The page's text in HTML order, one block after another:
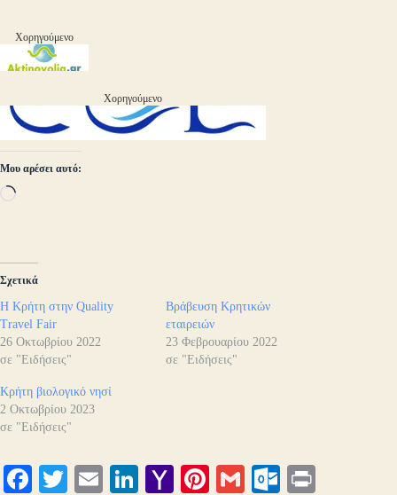
Χορηγούμενο
Χορηγούμενο
Μου αρέσει αυτό:
Loading…
Σχετικά
Η Κρήτη στην Quality
Travel Fair
26 Οκτωβρίου 2022
σε "Ειδήσεις"
Βράβευση Κρητικών
εταιρειών
23 Φεβρουαρίου 2022
σε "Ειδήσεις"
Κρήτη βιολογικό νησί
2 Οκτωβρίου 2023
σε "Ειδήσεις"
Fa T
E
Li
Y
Pi
G
O